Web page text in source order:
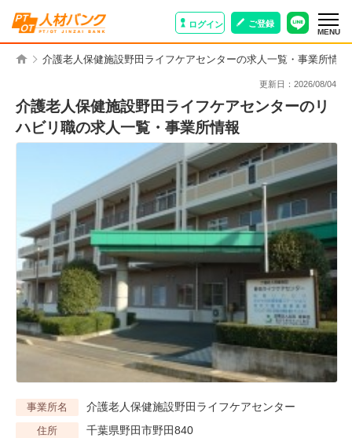
ログイン ご登録
MENU
介護老人保健施設野田ライフケアセンターの求人一覧・事業所情報
更新日： 2026/08/04
介護老人保健施設野田ライフケアセンターのリ
ハビリ職の求人一覧・事業所情報
事業所名 介護老人保健施設野田ライフケアセンター
住所 千葉県野田市野田840